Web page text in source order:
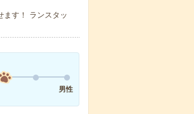
ます！ ランスタッ
男性